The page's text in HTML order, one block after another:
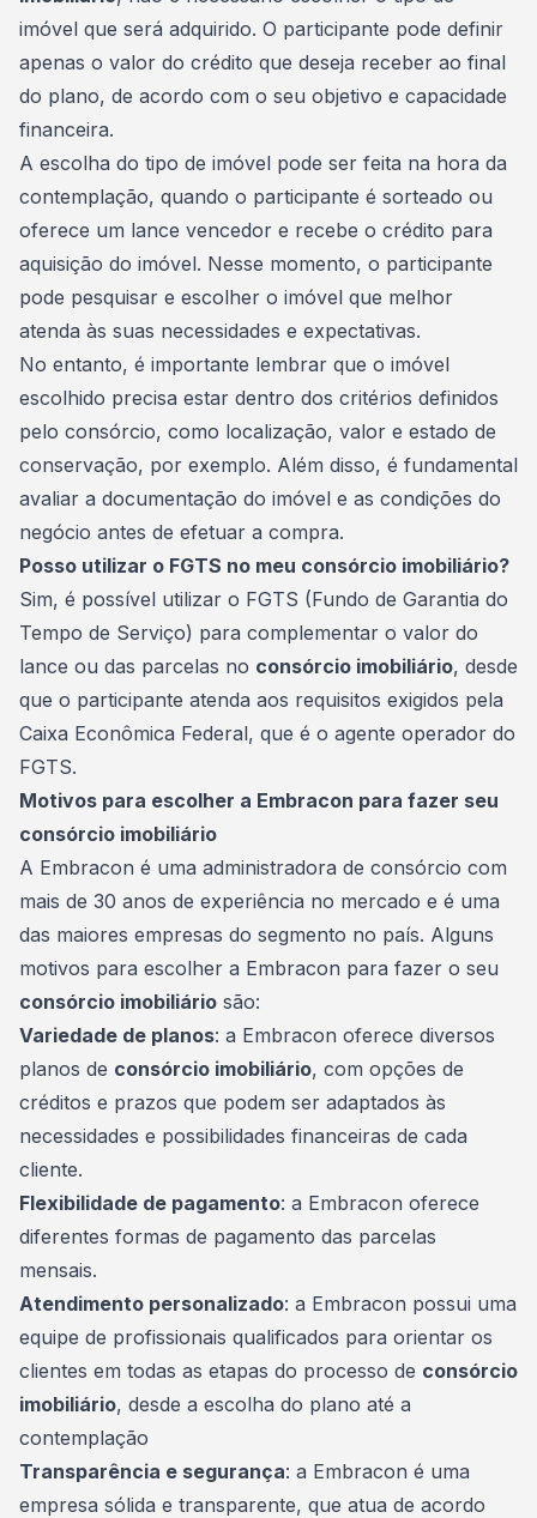
imóvel que será adquirido. O participante pode definir
apenas o valor do crédito que deseja receber ao final
do plano, de acordo com o seu objetivo e capacidade
financeira.
A escolha do tipo de imóvel pode ser feita na hora da
contemplação, quando o participante é sorteado ou
oferece um lance vencedor e recebe o crédito para
aquisição do imóvel. Nesse momento, o participante
pode pesquisar e escolher o imóvel que melhor
atenda às suas necessidades e expectativas.
No entanto, é importante lembrar que o imóvel
escolhido precisa estar dentro dos critérios definidos
pelo consórcio, como localização, valor e estado de
conservação, por exemplo. Além disso, é fundamental
avaliar a documentação do imóvel e as condições do
negócio antes de efetuar a compra.
Posso utilizar o FGTS no meu consórcio imobiliário?
Sim, é possível utilizar o FGTS (Fundo de Garantia do
Tempo de Serviço) para complementar o valor do
lance ou das parcelas no consórcio imobiliário, desde
que o participante atenda aos requisitos exigidos pela
Caixa Econômica Federal, que é o agente operador do
FGTS.
Motivos para escolher a Embracon para fazer seu
consórcio imobiliário
A Embracon é uma administradora de consórcio com
mais de 30 anos de experiência no mercado e é uma
das maiores empresas do segmento no país. Alguns
motivos para escolher a Embracon para fazer o seu
consórcio imobiliário são:
Variedade de planos: a Embracon oferece diversos
planos de consórcio imobiliário, com opções de
créditos e prazos que podem ser adaptados às
necessidades e possibilidades financeiras de cada
cliente.
Flexibilidade de pagamento: a Embracon oferece
diferentes formas de pagamento das parcelas
mensais.
Atendimento personalizado: a Embracon possui uma
equipe de profissionais qualificados para orientar os
clientes em todas as etapas do processo de consórcio
imobiliário, desde a escolha do plano até a
contemplação
Transparência e segurança: a Embracon é uma
empresa sólida e transparente, que atua de acordo